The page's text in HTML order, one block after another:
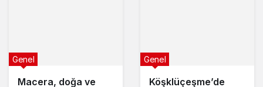
Macera, doğa ve
Genel
Köşklüçeşme’de
Genel